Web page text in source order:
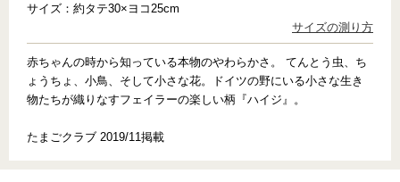
サイズ： 約タテ30×ヨコ25cm
サイズの測り方
赤ちゃんの時から知っている本物のやわらかさ。 てんとう虫、ち
ょうちょ、小鳥、そして小さな花。ドイツの野にいる小さな生き
物たちが織りなすフェイラーの楽しい柄『ハイジ』。
たまごクラブ 2019/11掲載